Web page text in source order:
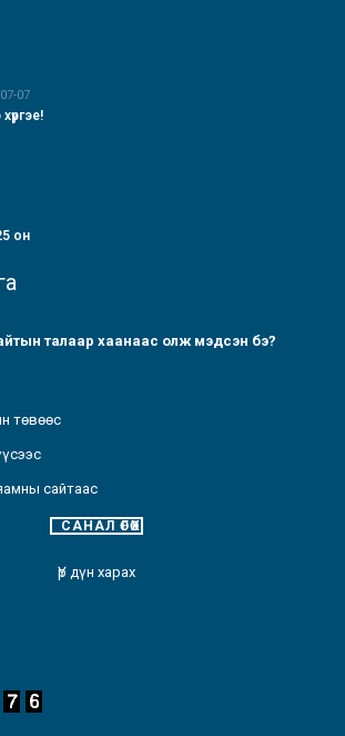
07
он
талаар хаанаас олж мэдсэн бэ?
төвөөс
сайтаас
Үр дүн харах